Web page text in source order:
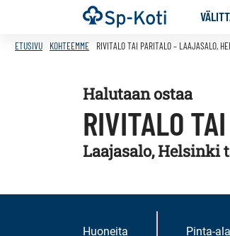
Siirry
sisältöön
Etusivu
ETUSIVU KOHTEEMME RIVITALO TAI PARITALO – LAAJASALO,
Halutaan ostaa
RIVITALO
Laajasalo,
Huoneita Pinta-ala